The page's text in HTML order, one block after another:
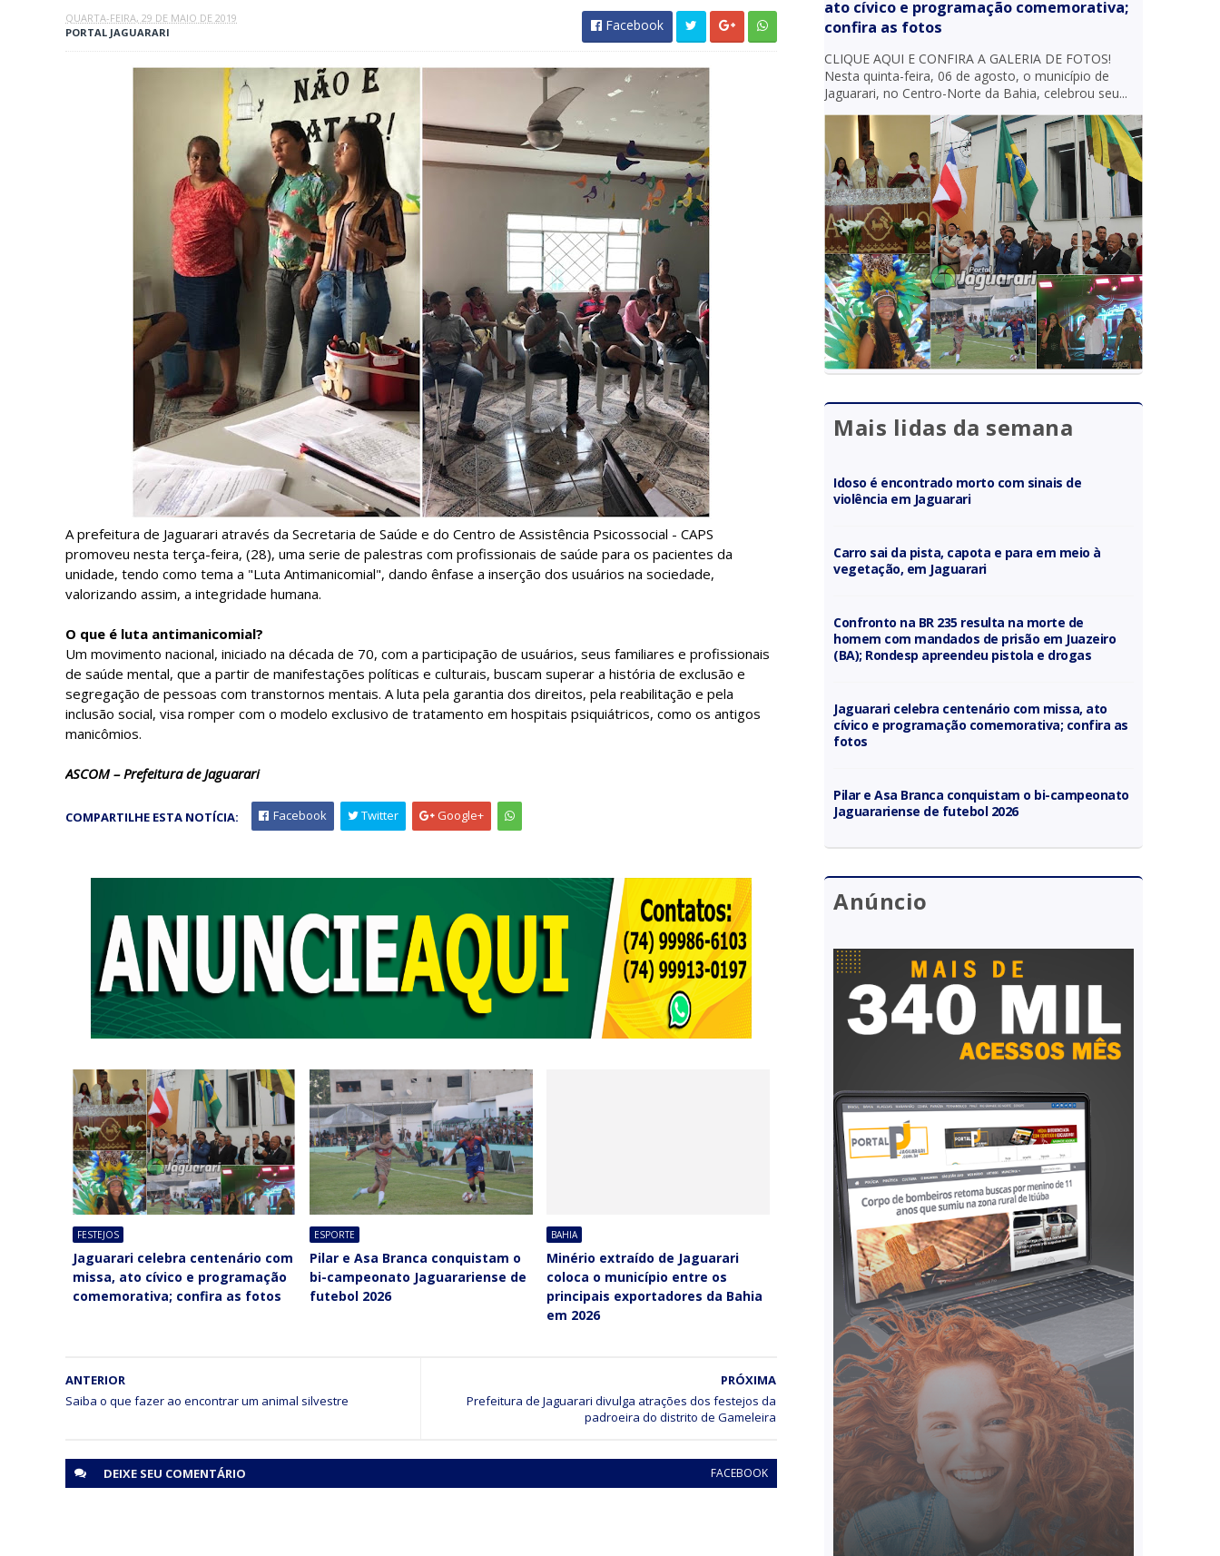
QUARTA-FEIRA, 29 DE MAIO DE 2019
PORTAL JAGUARARI
Facebook
A prefeitura de Jaguarari através da Secretaria de Saúde e do Centro de Assistência Psicossocial - CAPS
promoveu nesta terça-feira, (28), uma serie de palestras com profissionais de saúde para os pacientes da
unidade, tendo como tema a "Luta Antimanicomial", dando ênfase a inserção dos usuários na sociedade,
valorizando assim, a integridade humana.
O que é luta antimanicomial?
Um movimento nacional, iniciado na década de 70, com a participação de usuários, seus familiares e profissionais
de saúde mental, que a partir de manifestações políticas e culturais, buscam superar a história de exclusão e
segregação de pessoas com transtornos mentais. A luta pela garantia dos direitos, pela reabilitação e pela
inclusão social, visa romper com o modelo exclusivo de tratamento em hospitais psiquiátricos, como os antigos
manicômios.
ASCOM – Prefeitura de Jaguarari
COMPARTILHE ESTA NOTÍCIA: Facebook Twitter Google+
FESTEJOS
Jaguarari celebra centenário com
missa, ato cívico e programação
comemorativa; confira as fotos
ESPORTE
Pilar e Asa Branca conquistam o
bi-campeonato Jaguarariense de
futebol 2026
BAHIA
Minério extraído de Jaguarari
coloca o município entre os
principais exportadores da Bahia
em 2026
PRÓXIMA
Prefeitura de Jaguarari divulga atrações dos festejos da
padroeira do distrito de Gameleira
ANTERIOR
Saiba o que fazer ao encontrar um animal silvestre
DEIXE SEU COMENTÁRIO FACEBOOK
ato cívico e programação comemorativa;
confira as fotos
CLIQUE AQUI E CONFIRA A GALERIA DE FOTOS!
Nesta quinta-feira, 06 de agosto, o município de
Jaguarari, no Centro-Norte da Bahia, celebrou seu...
Mais lidas da semana
Idoso é encontrado morto com sinais de
violência em Jaguarari
Carro sai da pista, capota e para em meio à
vegetação, em Jaguarari
Confronto na BR 235 resulta na morte de
homem com mandados de prisão em Juazeiro
(BA); Rondesp apreendeu pistola e drogas
Jaguarari celebra centenário com missa, ato
cívico e programação comemorativa; confira as
fotos
Pilar e Asa Branca conquistam o bi-campeonato
Jaguarariense de futebol 2026
Anúncio